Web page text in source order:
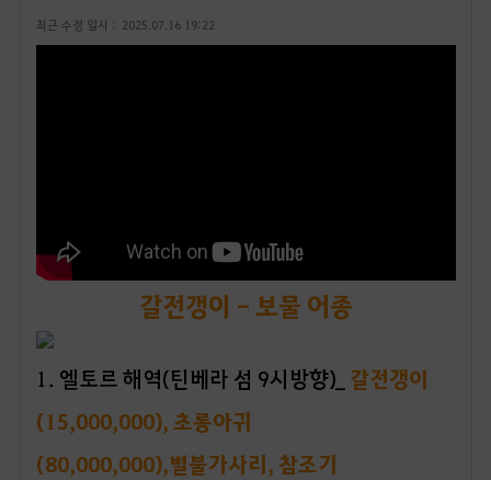
최근 수정 일시 : 2025.07.16 19:22
갈전갱이 - 보물 어종
1 . 엘토르 해역(틴베라 섬 9시방향)_ 갈전갱이
(15,000,000), 초롱아귀
(80,000,000),별불가사리, 참조기